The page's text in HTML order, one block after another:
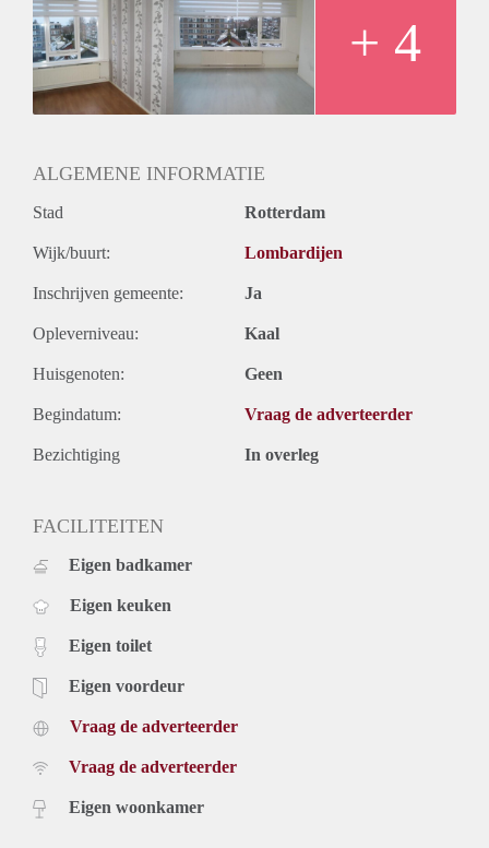
+ 4
ALGEMENE INFORMATIE
Stad Rotterdam
Wijk/buurt: Lombardijen
Inschrijven gemeente: Ja
Opleverniveau: Kaal
Huisgenoten: Geen
Begindatum: Vraag de adverteerder
Bezichtiging In overleg
FACILITEITEN
Eigen badkamer
Eigen keuken
Eigen toilet
Eigen voordeur
Vraag de adverteerder
Vraag de adverteerder
Eigen woonkamer